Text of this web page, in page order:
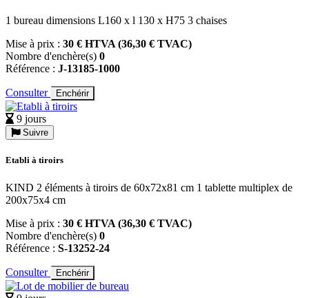
1 bureau dimensions L160 x l 130 x H75 3 chaises
Mise à prix : 30 € HTVA (36,30 € TVAC)
Nombre d'enchère(s) 0
Référence : J-13185-1000
Consulter Enchérir
9 jours
Suivre
Etabli à tiroirs
KIND 2 éléments à tiroirs de 60x72x81 cm 1 tablette multiplex de
200x75x4 cm
Mise à prix : 30 € HTVA (36,30 € TVAC)
Nombre d'enchère(s) 0
Référence : S-13252-24
Consulter Enchérir